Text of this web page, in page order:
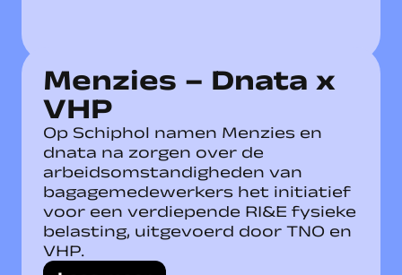
Menzies – Dnata x
VHP
Op Schiphol namen Menzies en
dnata na zorgen over de
arbeidsomstandigheden van
bagagemedewerkers het initiatief
voor een verdiepende RI&E fysieke
belasting, uitgevoerd door TNO en
VHP.